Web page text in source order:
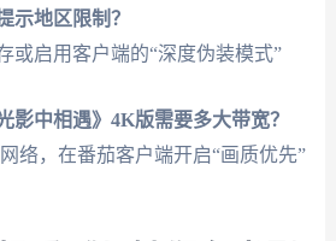
示地区限制？
或启用客户端的“深度伪装模式”
影中相遇》4K版需要多大带宽？
络，在番茄客户端开启“画质优先”